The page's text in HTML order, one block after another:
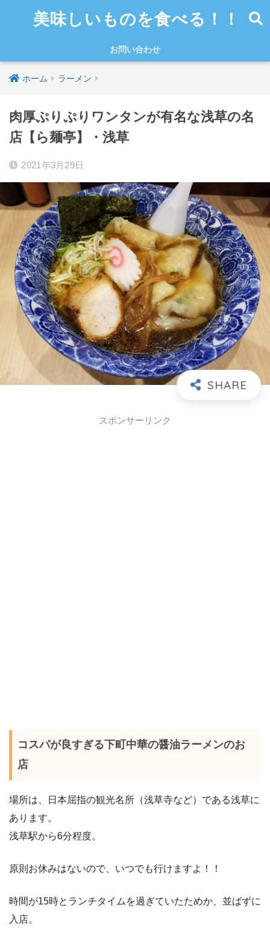
美味しいものを食べる！！
お問い合わせ
ホーム ラーメン
肉厚ぷりぷりワンタンが有名な浅草の名
店【ら麺亭】・浅草
2021年3月29日
スポンサーリンク
コスパが良すぎる下町中華の醤油ラーメンのお
店
場所は、日本屈指の観光名所（浅草寺など）である浅草に
あります。
浅草駅から6分程度。
原則お休みはないので、いつでも行けますよ！！
時間が15時とランチタイムを過ぎていたためか、並ばずに
入店。